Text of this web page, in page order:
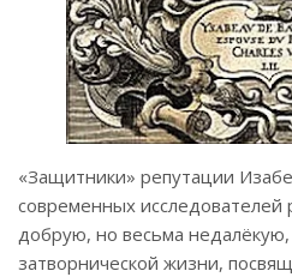
«Защитники» репутации
современных
добрую, но весьма
затворнической жизни,